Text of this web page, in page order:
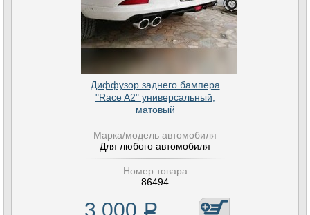
Диффузор заднего бампера
"Race A2" универсальный,
матовый
Марка/модель автомобиля
Для любого автомобиля
Номер товара
86494
3 000 Р